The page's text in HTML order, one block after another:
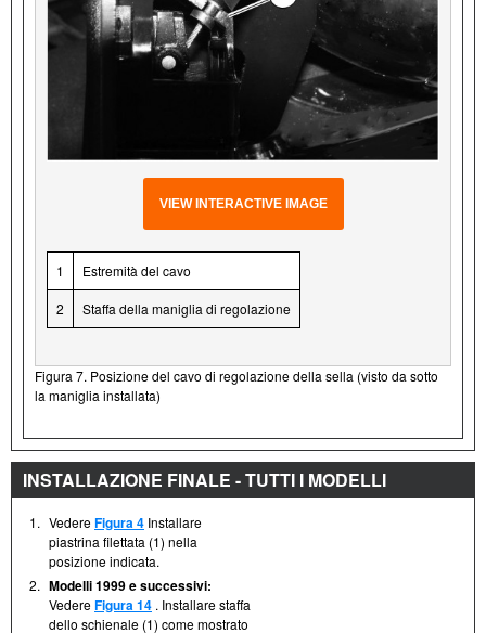
VIEW INTERACTIVE IMAGE
1 Estremità del cavo
2 Staffa della maniglia di regolazione
Figura 7. Posizione del cavo di regolazione della sella (visto da sotto
la maniglia installata)
INSTALLAZIONE FINALE - TUTTI I MODELLI
1. VedereFigura 4 Installare
piastrina filettata (1) nella
posizione indicata.
2. Modelli 1999 e successivi:
VedereFigura 14 . Installare staffa
dello schienale (1) come mostrato